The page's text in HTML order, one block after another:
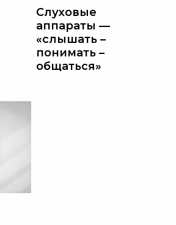
Слуховые
аппараты —
«слышать –
понимать –
общаться»